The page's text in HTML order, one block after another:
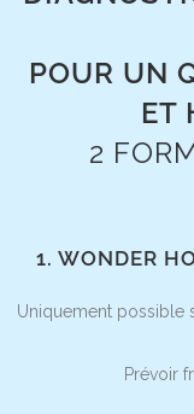
POUR UN
ET
2
1. WONDER
Uniquement possible
Prévoir